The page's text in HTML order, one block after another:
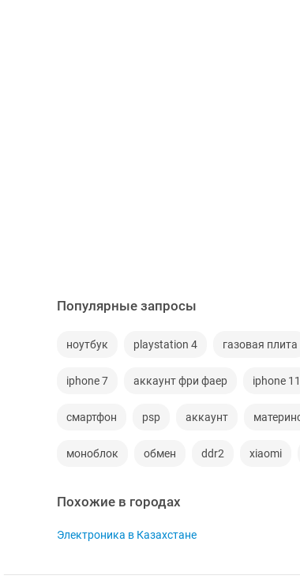
Популярные запросы
ноутбук playstation 4 газовая плита
iphone 7 аккаунт фри фаер iphone 11
смартфон psp аккаунт
моноблок обмен ddr2 xiaomi
Похожие в городах
Электроника в Казахстане